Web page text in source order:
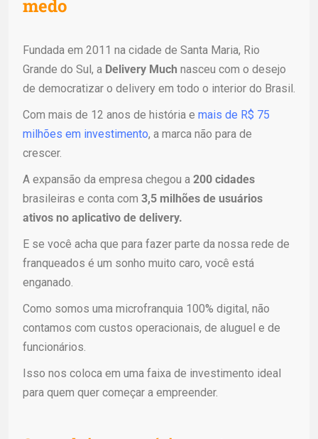
medo
Fundada em 2011 na cidade de Santa Maria, Rio
Grande do Sul, a Delivery Much nasceu com o desejo
de democratizar o delivery em todo o interior do Brasil.
Com mais de 12 anos de história e mais de R$ 75
milhões em investimento, a marca não para de
crescer.
A expansão da empresa chegou a 200 cidades
brasileiras e conta com 3,5 milhões de usuários
ativos no aplicativo de delivery.
E se você acha que para fazer parte da nossa rede de
franqueados é um sonho muito caro, você está
enganado.
Como somos uma microfranquia 100% digital, não
contamos com custos operacionais, de aluguel e de
funcionários.
Isso nos coloca em uma faixa de investimento ideal
para quem quer começar a empreender.